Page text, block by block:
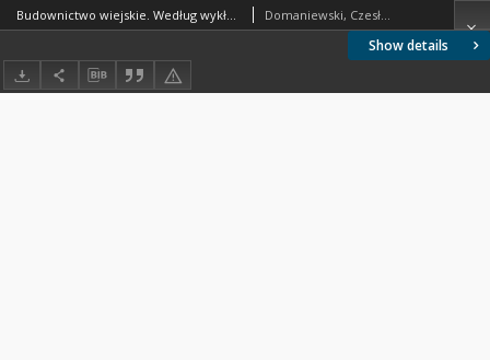
Show details
Budownictwo wiejskie. Według wykładów pr. Czesława Domaniewskiego na Kursach Przemysłowo-Rolniczych w Warszawie Domaniewski, Czesław